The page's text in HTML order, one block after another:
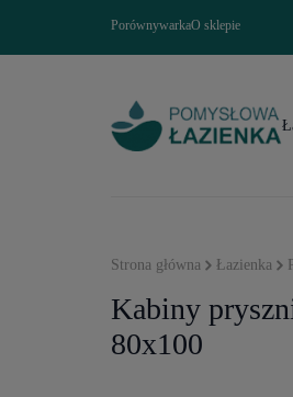
PorównywarkaO sklepie
Strona główna Łazienka
Kabiny
80x100